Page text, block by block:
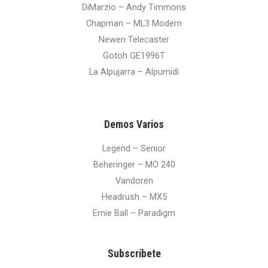
DiMarzio – Andy Timmons
Chapman – ML3 Modern
Newen Telecaster
Gotoh GE1996T
La Alpujarra – Alpumidi
Demos Varios
Legend – Senior
Beheringer – MO 240
Vandoren
Headrush – MX5
Ernie Ball – Paradigm
Subscribete